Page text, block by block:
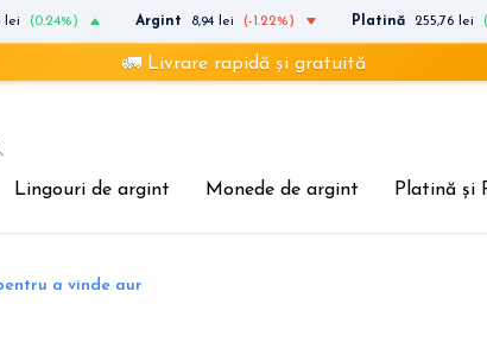
lei (0.24%) Argint 8,94 lei (-1.22%) Platină 255,76 lei
🚛 Livrare rapidă și gratuită
Lingouri de argint Monede de argint Platină și
a vinde aur